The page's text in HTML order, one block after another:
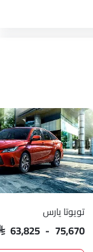
تويوتا يارس
63,825 - 75,670